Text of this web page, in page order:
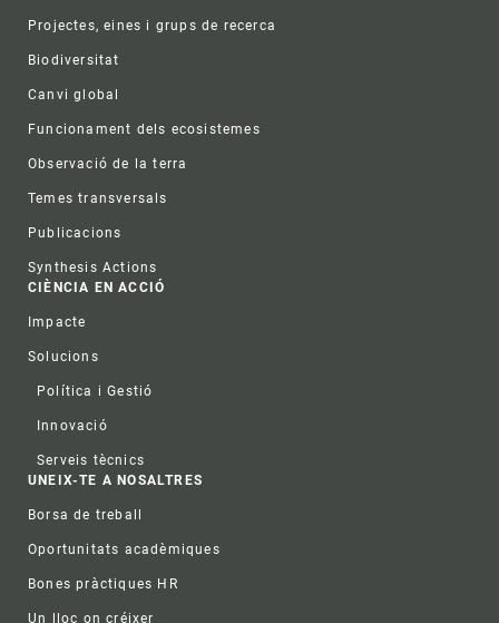
Projectes, eines i grups de recerca
Biodiversitat
Canvi global
Funcionament dels ecosistemes
Observació de la terra
Temes transversals
Publicacions
Synthesis Actions
CIÈNCIA EN ACCIÓ
Impacte
Solucions
Política i Gestió
Innovació
Serveis tècnics
UNEIX-TE A NOSALTRES
Borsa de treball
Oportunitats acadèmiques
Bones pràctiques HR
Un lloc on créixer